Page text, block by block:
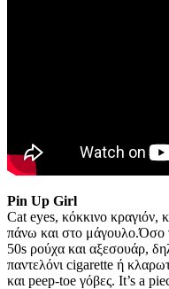
Pin Up Girl
Cat eyes, κόκκινο κραγιόν,
πάνω και στο μάγουλο.Όσο
50s ρούχα και αξεσουάρ,
παντελόνι cigarette ή
και peep-toe γόβες. It’s a